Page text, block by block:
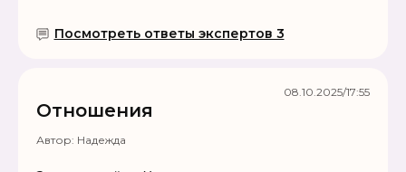
Посмотреть ответы экспертов 3
Отношения
Автор: Надежда
08.10.2025/17:55